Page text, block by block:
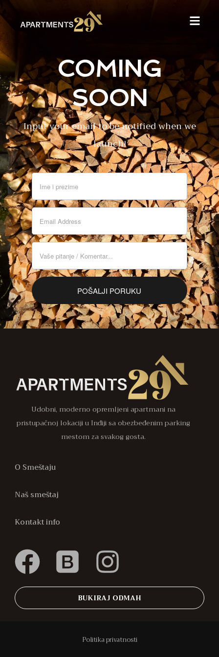
COMING
SOON
Input your email to be notified when we
launch!
Udobni, moderno opremljeni apartmani na
pristupačnoj lokaciji u Inđiji sa obezbeđenim parking
mestom za svakog gosta.
O Smeštaju
Naš smeštaj
Kontakt info
BUKIRAJ ODMAH
Politika privatnosti